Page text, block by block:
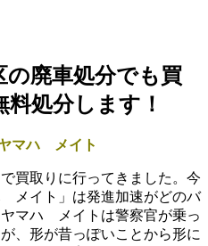
の廃車処分でも買
処分します！
マハ メイト
買取りに行ってきました。今
メイト」は発進加速がどのバ
マハ メイトは警察官が乗っ
、形が昔っぽいことから形に